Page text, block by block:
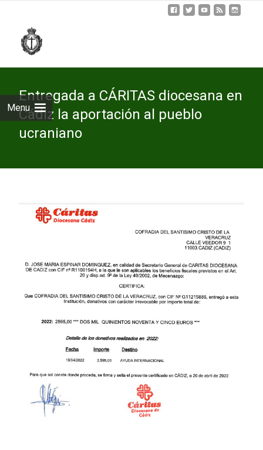
Menu
Entregada a CÁRITAS diocesana en
Cádiz la aportación al pueblo
ucraniano